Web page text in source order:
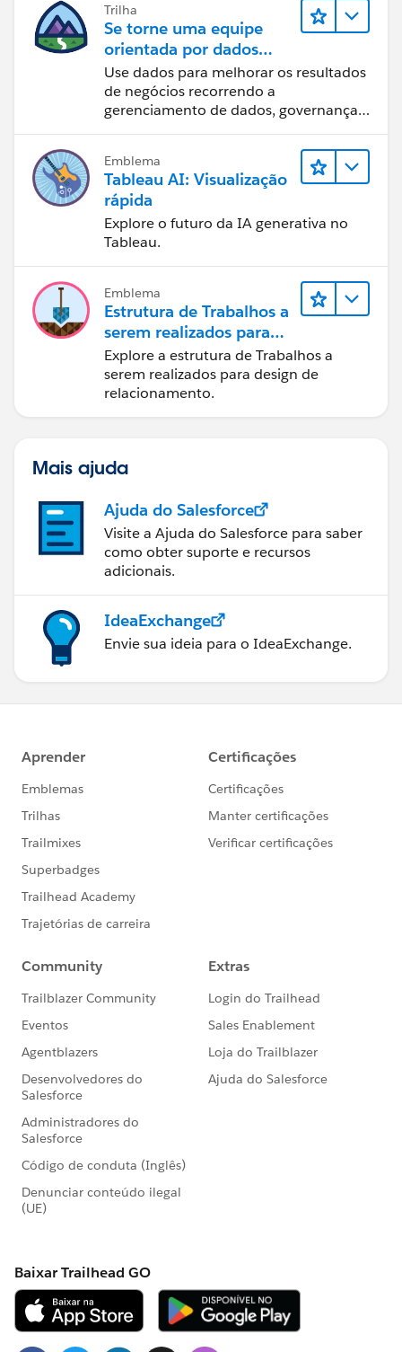
Trilha
Se torne uma equipe
orientada por dados
usando o Tableau
Use dados para melhorar os resultados
de negócios recorrendo a
gerenciamento de dados, governança
de dados, narrativa baseada em dados
e colaboração.
Emblema
Tableau AI: Visualização
rápida
Explore o futuro da IA generativa no
Tableau.
Emblema
Estrutura de Trabalhos a
serem realizados para
designers
Explore a estrutura de Trabalhos a
serem realizados para design de
relacionamento.
Mais ajuda
Ajuda do Salesforce
Visite a Ajuda do Salesforce para saber
como obter suporte e recursos
adicionais.
IdeaExchange
Envie sua ideia para o IdeaExchange.